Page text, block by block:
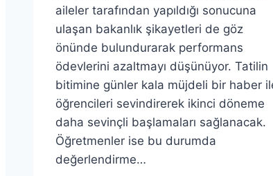
aileler tarafından yapıldığı sonucuna
ulaşan bakanlık şikayetleri de göz
önünde bulundurarak performans
ödevlerini azaltmayı düşünüyor. Tatilin
bitimine günler kala müjdeli bir haber
öğrencileri sevindirerek ikinci döneme
daha sevinçli başlamaları sağlanacak.
Öğretmenler ise bu durumda
değerlendirme…